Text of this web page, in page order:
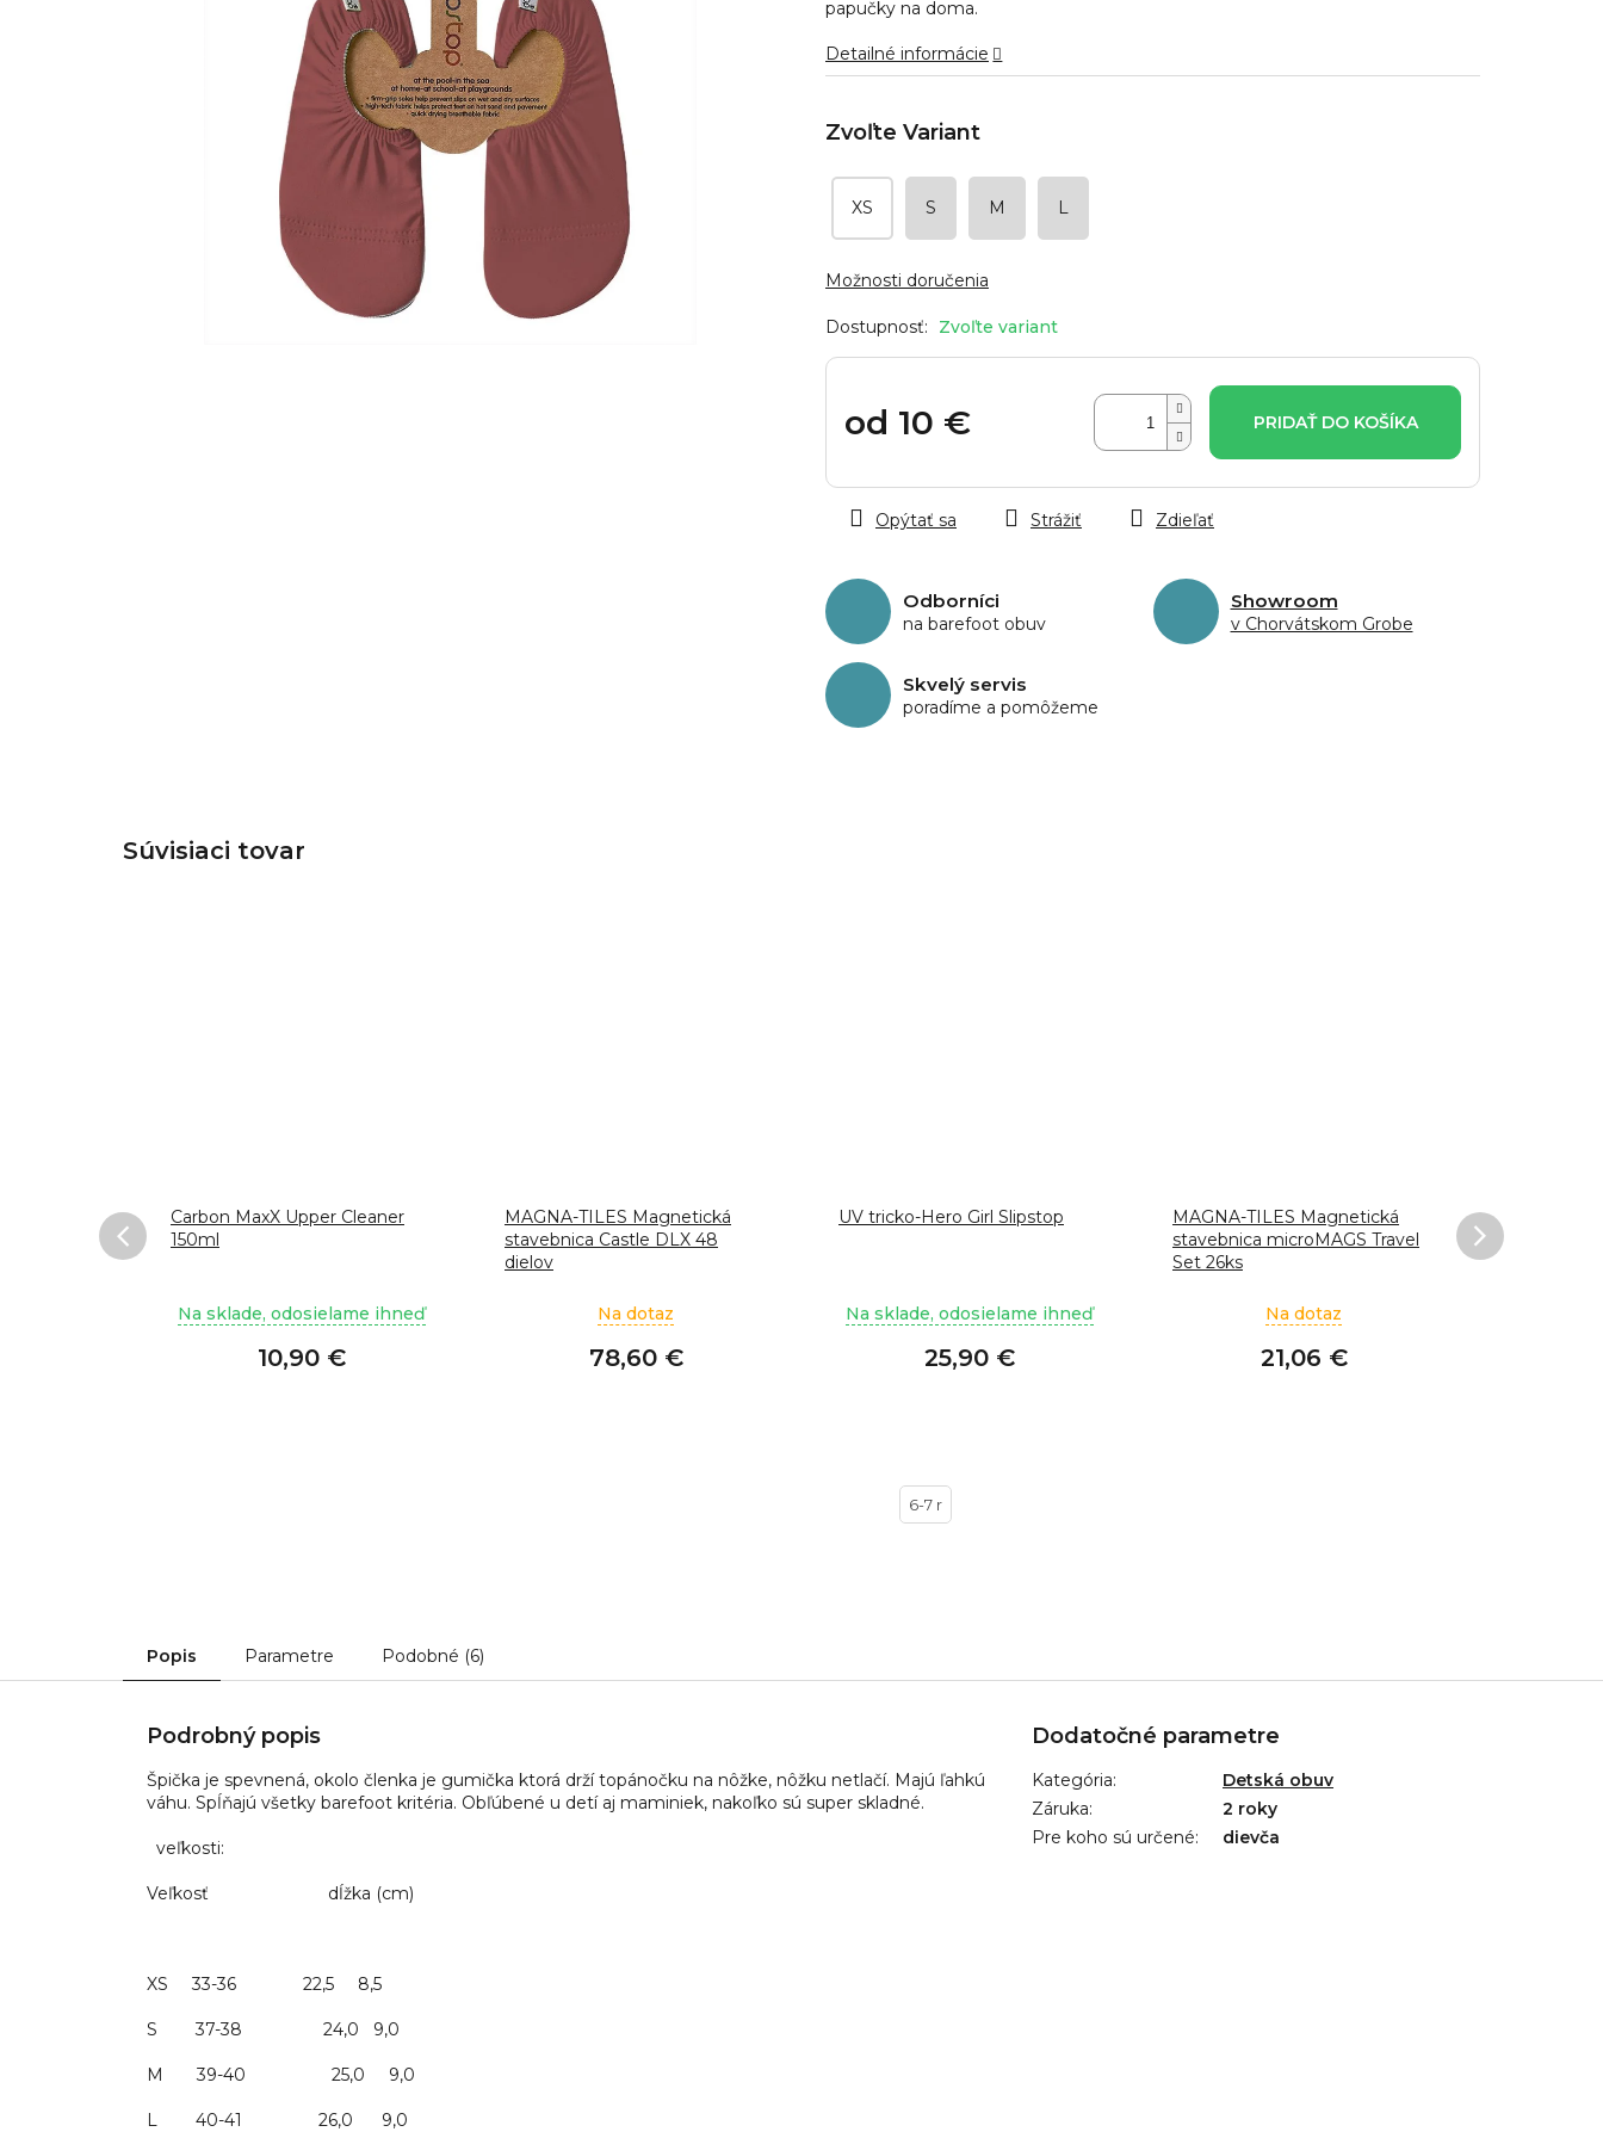
Zvoľte variant
XS S M L
Možnosti doručenia
od 10 €
cena:
PRIDAŤ DO KOŠÍKA
Odborníci
na barefoot obuv
Showroom
v Chorvátskom Grobe
Skvelý servis
poradíme a pomôžeme
papučky na doma.
Detailné informácie
Opýtať sa Strážiť Zdieľať
z
hviezdičiek.
Súvisiaci tovar
Carbon MaxX Upper Cleaner
150ml
Na sklade, odosielame ihneď
10,90 €
MAGNA-TILES Magnetická
stavebnica Castle DLX 48
dielov
Na dotaz
78,60 €
UV tricko-Hero Girl Slipstop
Na sklade, odosielame ihneď
25,90 €
6-7 r
MAGNA-TILES Magnetická
stavebnica microMAGS Travel
Set 26ks
Na dotaz
21,06 €
Popis Parametre Podobné (6)
Podrobný popis
Špička je spevnená, okolo členka je gumička ktorá drží topánočku na nôžke, nôžku netlačí. Majú ľahkú
váhu. Spĺňajú všetky barefoot kritéria. Obľúbené u detí aj maminiek, nakoľko sú super skladné.
veľkosti:
Veľkosť dĺžka (cm)
XS 33-36 22,5 8,5
S 37-38 24,0 9,0
M 39-40 25,0 9,0
L 40-41 26,0 9,0
Dodatočné parametre
Kategória:
Detská obuv
Záruka:
2 roky
Pre koho sú určené: dievča